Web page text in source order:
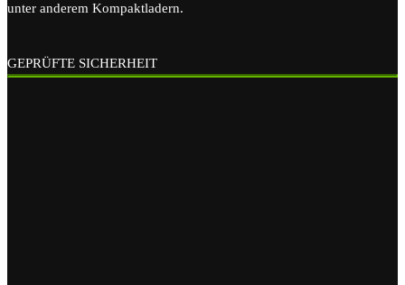
unter anderem Kompaktladern.
GEPRÜFTE SICHERHEIT